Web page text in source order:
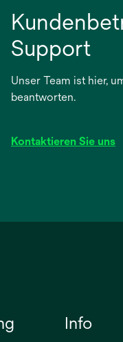
Support
Unser Team ist hier,
beantworten.
Kontaktieren Sie uns
Info